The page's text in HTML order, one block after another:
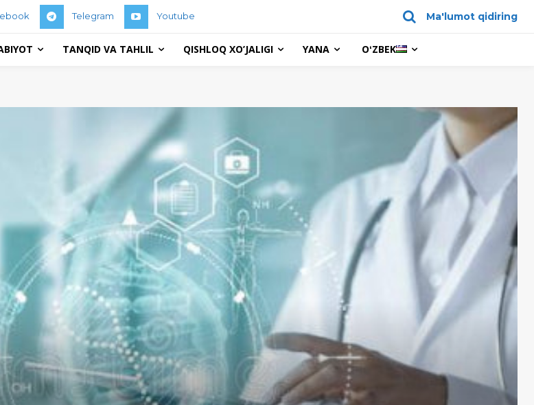
Telegram Youtube Ma'lumot qidiring
TANQID VA TAHLIL QISHLOQ XO’JALIGI YANA OʻZBEK